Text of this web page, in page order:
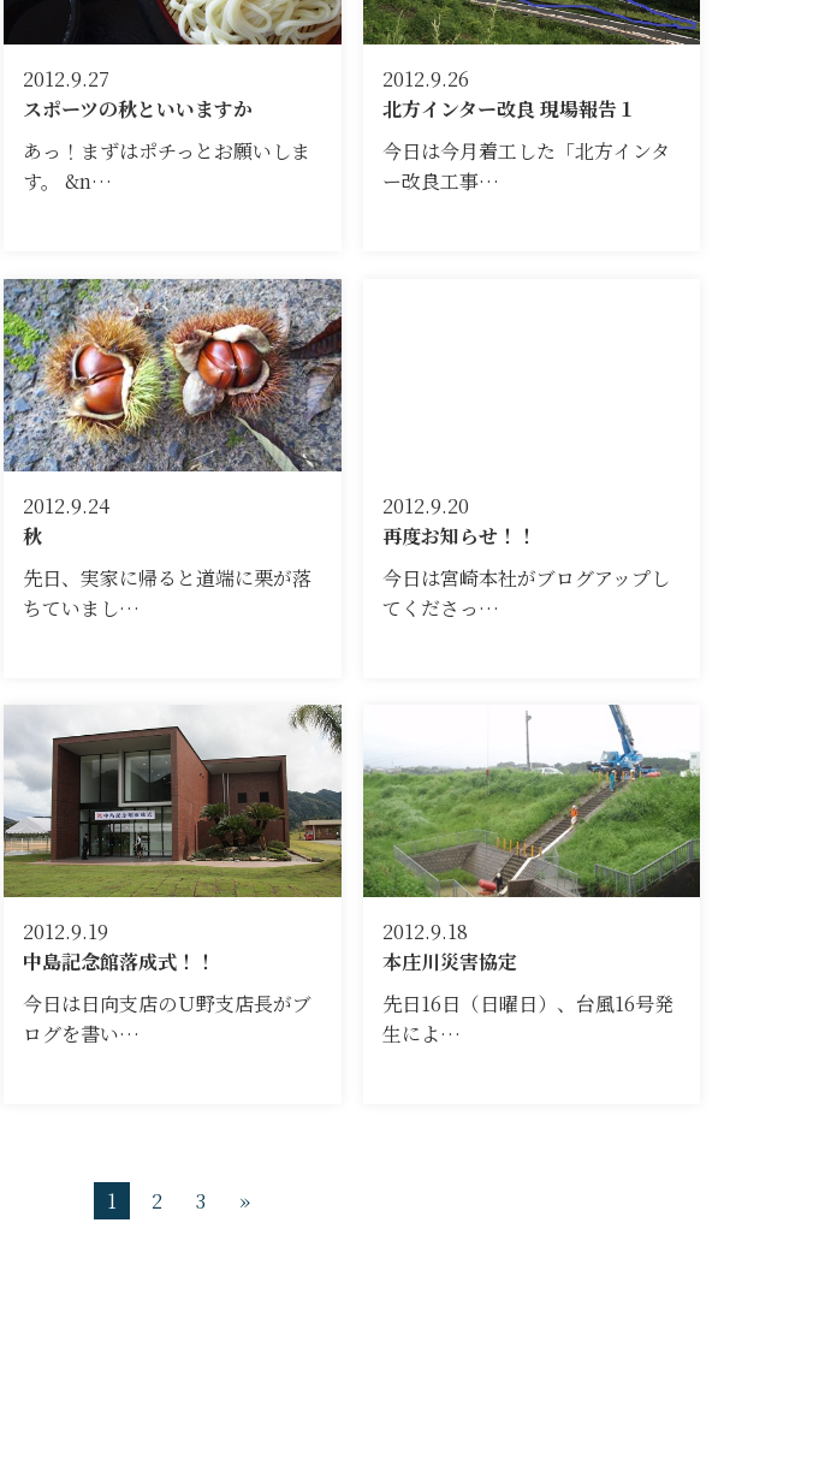
2012.9.27
スポーツの秋といいますか
あっ！まずはポチっとお願いしま
す。 &n…
2012.9.26
北方インター改良 現場報告１
今日は今月着工した「北方インタ
ー改良工事…
2012.9.24
秋
先日、実家に帰ると道端に栗が落
ちていまし…
2012.9.20
再度お知らせ！！
今日は宮崎本社がブログアップし
てくださっ…
2012.9.19
中島記念館落成式！！
今日は日向支店のＵ野支店長がブ
ログを書い…
2012.9.18
本庄川災害協定
先日16日（日曜日）、台風16号発
生によ…
1 2 3 »